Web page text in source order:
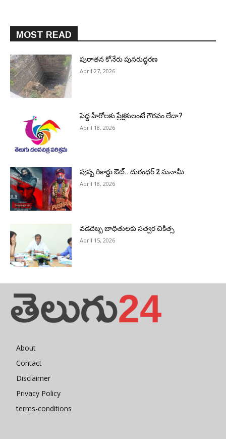
MOST READ
పురాత‌న కోనేరు పున‌రుద్ధ‌ర‌ణ
April 27, 2026
పెద్ద హీరోల‌కు ప్రేక్ష‌కులంటే గౌర‌వం లేదా?
April 18, 2026
పుష్ప రికార్డు ఔట్‌.. దురంధ‌ర్ 2 సునామీ
April 18, 2026
వడదెబ్బ బాధితులకు సత్వర చికిత్స
April 15, 2026
About
Contact
Disclaimer
Privacy Policy
terms-conditions